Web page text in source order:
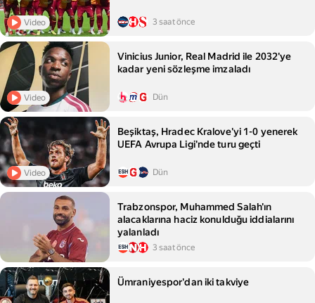
Video 3 saat önce
Video
Vinicius Junior, Real Madrid ile 2032'ye
kadar yeni sözleşme imzaladı
Dün
Video
Beşiktaş, Hradec Kralove'yi 1-0 yenerek
UEFA Avrupa Ligi'nde turu geçti
Dün
Trabzonspor, Muhammed Salah'ın
alacaklarına haciz konulduğu iddialarını
yalanladı
3 saat önce
Ümraniyespor'dan iki takviye